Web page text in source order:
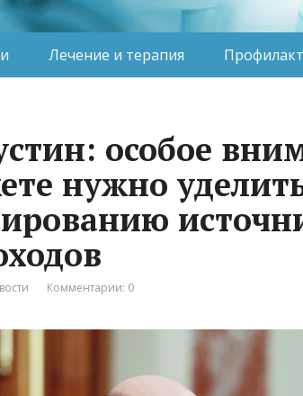
Лечение и терапия
особое
нужно
Комментарии: 0